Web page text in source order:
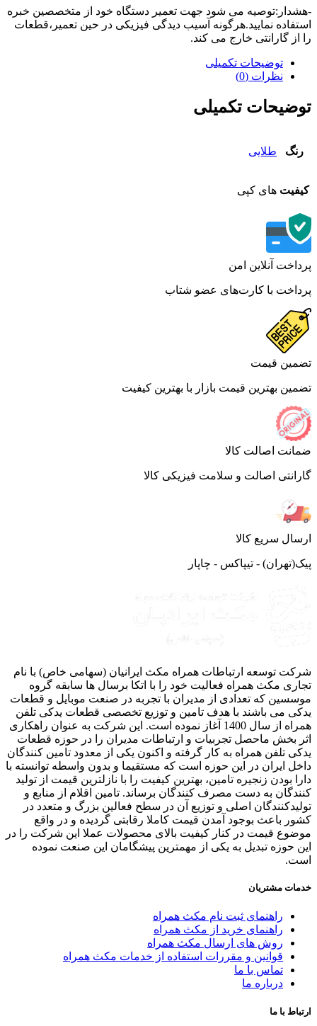
می شود جهت تعمیر دستگاه خود از متخصصین خبره
نمایید.هرگونه آسیب دیدگی فیزیکی در حین تعمیر،قطعات
گارانتی خارج می کند.
توضیحات تکمیلی
نظرات (0)
تکمیلی
طلایی
های کپی
آنلاین امن
با کارت‌های عضو شتاب
قیمت
بهترین قیمت بازار با بهترین کیفیت
اصالت کالا
اصالت و سلامت فیزیکی کالا
سریع کالا
- تیپاکس - چاپار
توسعه ارتباطات همراه مکث ایرانیان (سهامی خاص) با نام
مکث همراه فعالیت خود را با اتکا برسال ها سابقه گروه
که تعدادی از مدیران با تجربه در صنعت موبایل و قطعات
می باشند با هدف تامین و توزیع تخصصی قطعات یدکی تلفن
همراه از سال 1400 آغاز نموده است. این شرکت به عنوان راهکاری
بخش ماحصل تجربیات و ارتباطات مدیران را در حوزه قطعات
تلفن همراه به کار گرفته و اکنون یکی از معدود تامین کنندگان
ایران در این حوزه است که مستقیما و بدون واسطه توانسته با
بودن زنجیره تامین، بهترین کیفیت را با نازلترین قیمت از تولید
به دست مصرف کنندگان برساند. تامین اقلام از منابع و
اصلی و توزیع آن در سطح فعالین بزرگ و متعدد در
باعث بوجود آمدن قیمت کاملا رقابتی گردیده و در واقع
قیمت در کنار کیفیت بالای محصولات عملا این شرکت را در
حوزه تبدیل به یکی از مهمترین پیشگامان این صنعت نموده
مشتریان
راهنمای ثبت نام مکث همراه
راهنمای خرید از مکث همراه
روش های ارسال مکث همراه
قوانین و مقررات استفاده از خدمات مکث همراه
تماس با ما
درباره ما
با ما